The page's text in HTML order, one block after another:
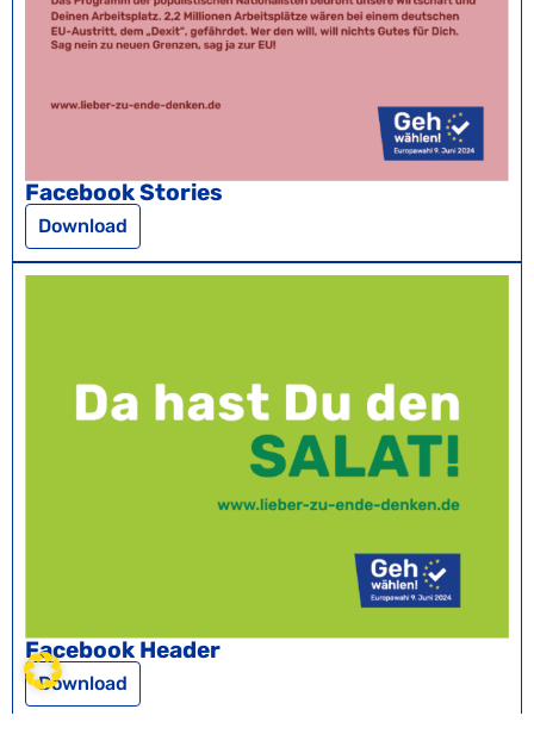
Facebook Stories
Download
Facebook Header
Download